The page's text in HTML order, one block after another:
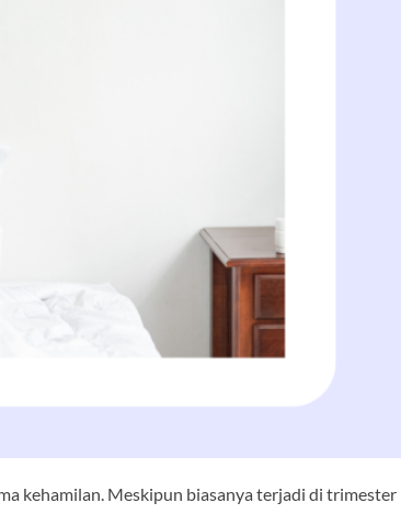
kehamilan. Meskipun biasanya terjadi di trimester